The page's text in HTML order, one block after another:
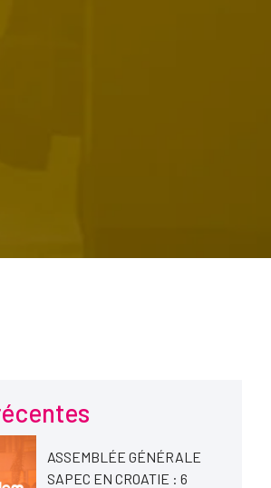
ASSEMBLÉE GÉNÉRALE
SAPEC EN CROATIE : 6